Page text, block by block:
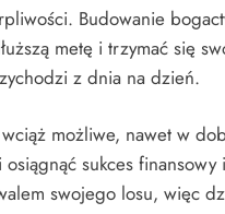
Budowanie
metę i trzymać się
z dnia na dzień.
możliwe, nawet w
sukces
swojego losu, więc